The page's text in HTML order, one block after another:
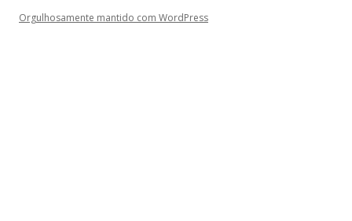
Orgulhosamente mantido com WordPress